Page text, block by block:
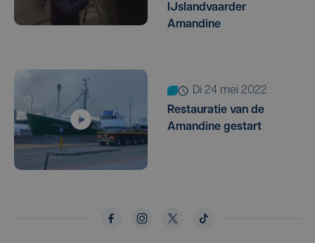
IJslandvaarder
Amandine
di 24 mei 2022
Restauratie van de
Amandine gestart